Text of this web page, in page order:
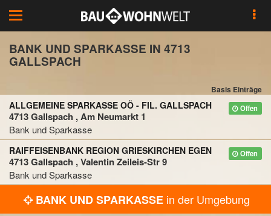
Toggle
navigation
BANK UND SPARKASSE IN 4713
GALLSPACH
Basis Einträge
Offen
ALLGEMEINE SPARKASSE OÖ - FIL. GALLSPACH
4713 Gallspach , Am Neumarkt 1
Bank und Sparkasse
Offen
RAIFFEISENBANK REGION GRIESKIRCHEN EGEN
4713 Gallspach , Valentin Zeileis-Str 9
Bank und Sparkasse
BANK UND SPARKASSE in der Umgebung